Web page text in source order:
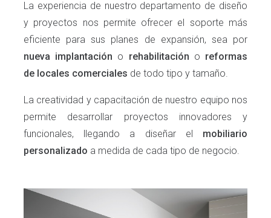
La experiencia de nuestro departamento de diseño
y proyectos nos permite ofrecer el soporte más
eficiente para sus planes de expansión, sea por
nueva implantación o rehabilitación o reformas
de locales comerciales de todo tipo y tamaño.
La creatividad y capacitación de nuestro equipo nos
permite desarrollar proyectos innovadores y
funcionales, llegando a diseñar el mobiliario
personalizado a medida de cada tipo de negocio.